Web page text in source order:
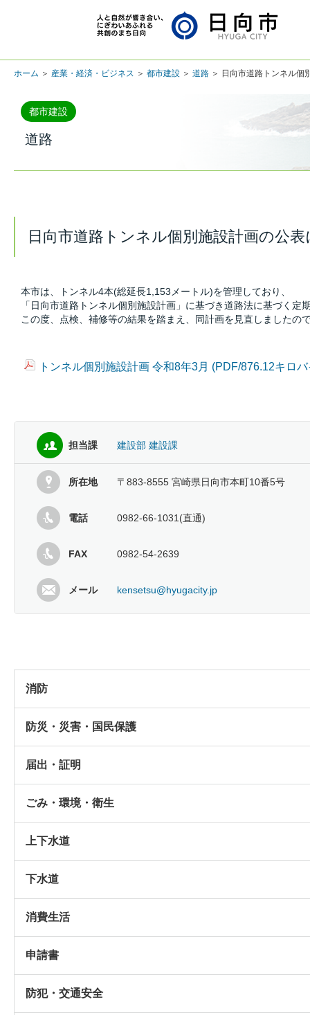
ホーム ＞ 産業・経済・ビジネス ＞ 都市建設 ＞ 道路 ＞ 日向市道路トンネル個
都市建設
道路
日向市道路トンネル個別施設計画の公
本市は、トンネル4本(総延長1,153メートル)を管理しており、
「日向市道路トンネル個別施設計画」に基づき道路法に基づく定
この度、点検、補修等の結果を踏まえ、同計画を見直しましたの
トンネル個別施設計画 令和8年3月 (PDF/876.12キロ
担当課 建設部 建設課
所在地 〒883-8555 宮崎県日向市本町10番5号
電話 0982-66-1031(直通)
FAX 0982-54-2639
メール kensetsu@hyugacity.jp
消防
防災・災害・国民保護
届出・証明
ごみ・環境・衛生
上下水道
下水道
消費生活
申請書
防犯・交通安全